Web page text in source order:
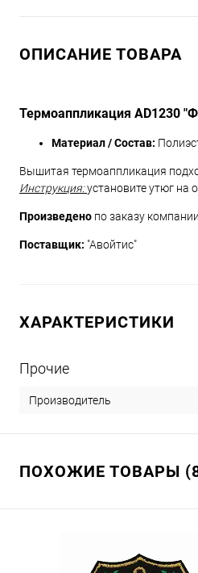
ОПИСАНИЕ ТОВАРА
Термоаппликация AD1230
Материал / Состав:
Вышитая термоаппликация
Инструкция:установите утюг на
Произведено по заказу
Поставщик: "Авойтис"
ХАРАКТЕРИСТИКИ
Прочие
Производитель
ПОХОЖИЕ ТОВАРЫ